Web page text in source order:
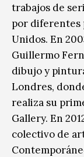
trabajos de
por diferentes
Unidos. En
Guillermo
dibujo y
Londres,
realiza su
Gallery. En
colectivo de